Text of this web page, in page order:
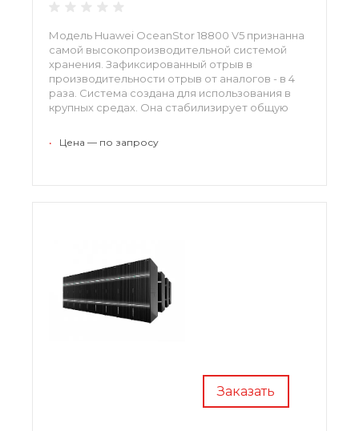
Модель Huawei OceanStor 18800 V5 признанна
самой высокопроизводительной системой
хранения. Зафиксированный отрыв в
производительности отрыв от аналогов - в 4
раза. Система создана для использования в
крупных средах. Она стабилизирует общую
• Цена — по запросу
Заказать